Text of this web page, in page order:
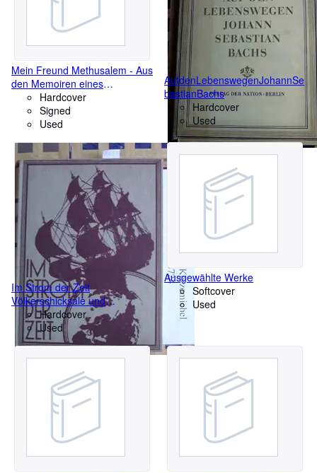
Mein Freund Methusalem - Aus
den Memoiren eines
Flausenkönigs
Hardcover
Signed
Used
AufdenLebenswegenJohannSe
bastianBachs
Hardcover
Used
Im Strom der Zeit
Völkerschicksale und
Weltgeschehen im Laufe der
Jahrtausende
Hardcover
Used
Ausgewählte Werke
Softcover
Used